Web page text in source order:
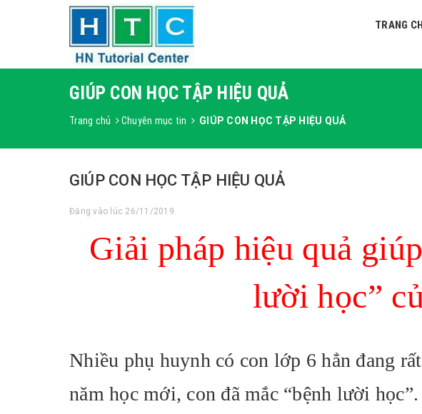
TRANG
GIÚP CON HỌC TẬP HIỆU QUẢ
Trang chủ Chuyên mục tin GIÚP CON HỌC TẬP HIỆU QUẢ
GIÚP CON HỌC TẬP HIỆU QUẢ
Đăng vào lúc 26/11/2019
Giải pháp hiệu quả
lười học”
Nhiều phụ huynh có con lớp 6 hẳn đang
năm học mới, con đã mắc “bệnh lười